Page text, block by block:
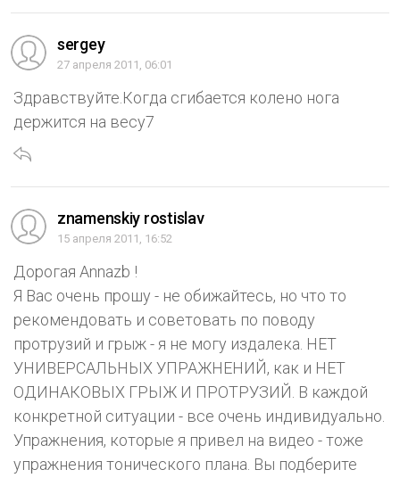
sergey
27 апреля 2011, 06:01
Здравствуйте.Когда сгибается колено нога
держится на весу7
znamenskiy rostislav
15 апреля 2011, 16:52
Дорогая Annazb !
Я Вас очень прошу - не обижайтесь, но что то
рекомендовать и советовать по поводу
протрузий и грыж - я не могу издалека. НЕТ
УНИВЕРСАЛЬНЫХ УПРАЖНЕНИЙ, как и НЕТ
ОДИНАКОВЫХ ГРЫЖ И ПРОТРУЗИЙ. В каждой
конкретной ситуации - все очень индивидуально.
Упражнения, которые я привел на видео - тоже
упражнения тонического плана. Вы подберите